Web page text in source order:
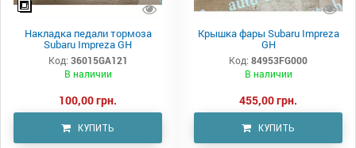
Накладка педали тормоза
Subaru Impreza GH
Код: 36015GA121
В наличии
100,00 грн.
КУПИТЬ
Крышка фары Subaru Impreza
GH
Код: 84953FG000
В наличии
455,00 грн.
КУПИТЬ